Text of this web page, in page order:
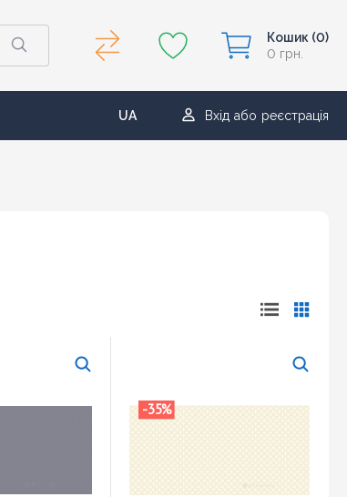
Кошик (0)
0 грн.
UA
RU
Вхід або реєстрація
-35%